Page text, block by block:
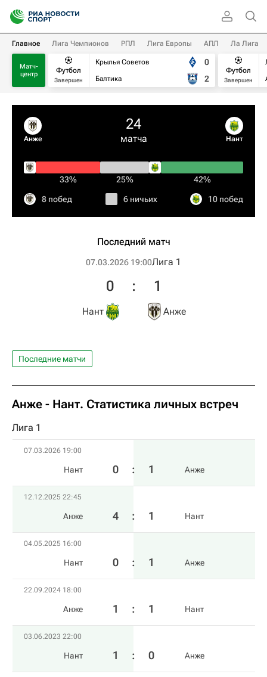
Главное Лига Чемпионов РПЛ Лига Европы АПЛ Ла Лига
Матч-
центр
Футбол
Завершен
Крылья Советов
Балтика
0
2
Футбол
Завершен
Анже
24
матча Нант
33% 25% 42%
8 побед 6 ничьих 10 побед
Последний матч
07.03.2026 19:00Лига 1
Нант
0 : 1
Анже
Последние матчи
Анже - Нант. Статистика личных встреч
Лига 1
07.03.2026 19:00
Нант 0 : 1 Анже
12.12.2025 22:45
Анже 4 : 1 Нант
04.05.2025 16:00
Нант 0 : 1 Анже
22.09.2024 18:00
Анже 1 : 1 Нант
03.06.2023 22:00
Нант 1 : 0 Анже